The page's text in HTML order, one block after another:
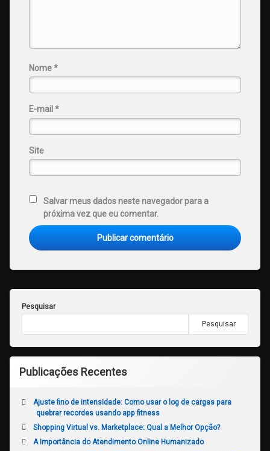
Nome*
E-mail *
Site
Salvar meus dados neste navegador para a
próxima vez que eu comentar.
Pesquisar
Pesquisar
Publicações Recentes
Ajuste fino de intensidade: Como usar o log de cargas para
quebrar recordes usando app fitness
Shopping Virtual vs. Marketplace: Qual a Melhor Opção?
A Importância do Atendimento Online Humanizado